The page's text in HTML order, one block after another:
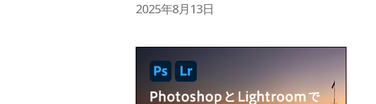
2025年8月13日